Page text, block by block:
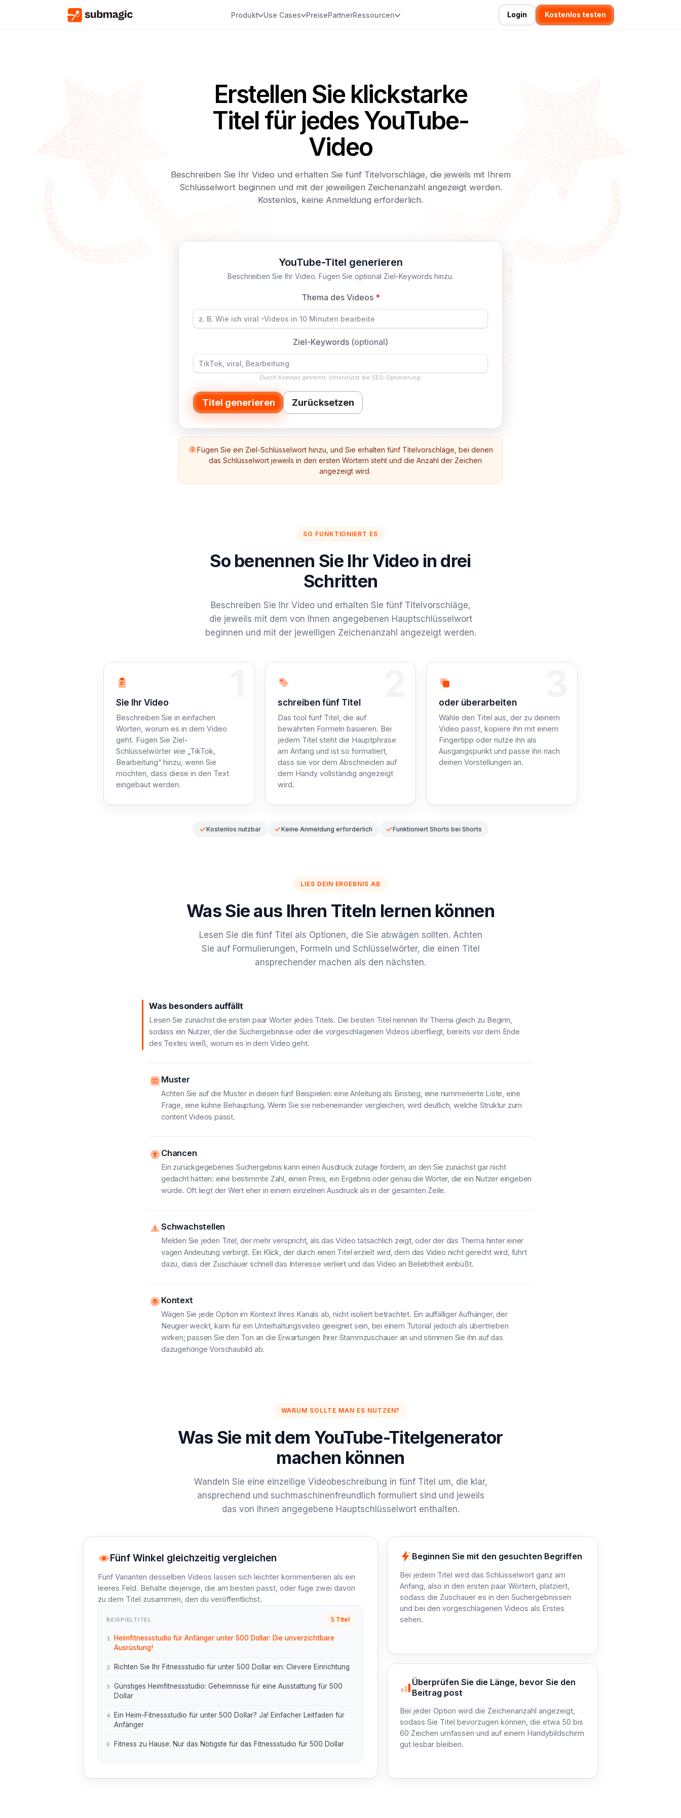
Produkt Use Cases PreisePartnerRessourcen Login Kostenlos testen
Erstellen Sie klickstarke
Titel für jedes YouTube-
Video
Beschreiben Sie Ihr Video und erhalten Sie fünf Titelvorschläge, die jeweils mit Ihrem
Schlüsselwort beginnen und mit der jeweiligen Zeichenanzahl angezeigt werden.
Kostenlos, keine Anmeldung erforderlich.
YouTube-Titel generieren
Beschreiben Sie Ihr Video. Fügen Sie optional Ziel-Keywords hinzu.
Thema des Videos *
Ziel-Keywords (optional)
Durch Kommas getrennt. Unterstützt die SEO-Optimierung.
Titel generieren Zurücksetzen
Fügen Sie ein Ziel-Schlüsselwort hinzu, und Sie erhalten fünf Titelvorschläge, bei denen
das Schlüsselwort jeweils in den ersten Wörtern steht und die Anzahl der Zeichen
angezeigt wird.
SO FUNKTIONIERT ES
So benennen Sie Ihr Video in drei
Schritten
Beschreiben Sie Ihr Video und erhalten Sie fünf Titelvorschläge,
die jeweils mit dem von Ihnen angegebenen Hauptschlüsselwort
beginnen und mit der jeweiligen Zeichenanzahl angezeigt werden.
Schritt 1: Beschreiben
Sie Ihr Video
Beschreiben Sie in einfachen
Worten, worum es in dem Video
geht. Fügen Sie Ziel-
Schlüsselwörter wie „TikTok,
Bearbeitung“ hinzu, wenn Sie
möchten, dass diese in den Text
eingebaut werden.
Schritt 2: Wir
schreiben fünf Titel
Das tool fünf Titel, die auf
bewährten Formeln basieren. Bei
jedem Titel steht die Hauptphrase
am Anfang und ist so formatiert,
dass sie vor dem Abschneiden auf
dem Handy vollständig angezeigt
wird.
Schritt 3: Kopieren
oder überarbeiten
Wähle den Titel aus, der zu deinem
Video passt, kopiere ihn mit einem
Fingertipp oder nutze ihn als
Ausgangspunkt und passe ihn nach
deinen Vorstellungen an.
Kostenlos nutzbar Keine Anmeldung erforderlich Funktioniert Shorts bei Shorts
LIES DEIN ERGEBNIS AB
Was Sie aus Ihren Titeln lernen können
Lesen Sie die fünf Titel als Optionen, die Sie abwägen sollten. Achten
Sie auf Formulierungen, Formeln und Schlüsselwörter, die einen Titel
ansprechender machen als den nächsten.
Was besonders auffällt
Lesen Sie zunächst die ersten paar Wörter jedes Titels. Die besten Titel nennen Ihr Thema gleich zu Beginn,
sodass ein Nutzer, der die Suchergebnisse oder die vorgeschlagenen Videos überfliegt, bereits vor dem Ende
des Textes weiß, worum es in dem Video geht.
Muster
Achten Sie auf die Muster in diesen fünf Beispielen: eine Anleitung als Einstieg, eine nummerierte Liste, eine
Frage, eine kühne Behauptung. Wenn Sie sie nebeneinander vergleichen, wird deutlich, welche Struktur zum
content Videos passt.
Chancen
Ein zurückgegebenes Suchergebnis kann einen Ausdruck zutage fördern, an den Sie zunächst gar nicht
gedacht hätten: eine bestimmte Zahl, einen Preis, ein Ergebnis oder genau die Wörter, die ein Nutzer eingeben
würde. Oft liegt der Wert eher in einem einzelnen Ausdruck als in der gesamten Zeile.
Schwachstellen
Melden Sie jeden Titel, der mehr verspricht, als das Video tatsächlich zeigt, oder der das Thema hinter einer
vagen Andeutung verbirgt. Ein Klick, der durch einen Titel erzielt wird, dem das Video nicht gerecht wird, führt
dazu, dass der Zuschauer schnell das Interesse verliert und das Video an Beliebtheit einbüßt.
Kontext
Wägen Sie jede Option im Kontext Ihres Kanals ab, nicht isoliert betrachtet. Ein auffälliger Aufhänger, der
Neugier weckt, kann für ein Unterhaltungsvideo geeignet sein, bei einem Tutorial jedoch als übertrieben
wirken; passen Sie den Ton an die Erwartungen Ihrer Stammzuschauer an und stimmen Sie ihn auf das
dazugehörige Vorschaubild ab.
WARUM SOLLTE MAN ES NUTZEN?
Was Sie mit dem YouTube-Titelgenerator
machen können
Wandeln Sie eine einzeilige Videobeschreibung in fünf Titel um, die klar,
ansprechend und suchmaschinenfreundlich formuliert sind und jeweils
das von Ihnen angegebene Hauptschlüsselwort enthalten.
Fünf Winkel gleichzeitig vergleichen
Fünf Varianten desselben Videos lassen sich leichter kommentieren als ein
leeres Feld. Behalte diejenige, die am besten passt, oder füge zwei davon
zu dem Titel zusammen, den du veröffentlichst.
BEISPIELTITEL 5 Titel
1
Heimfitnessstudio für Anfänger unter 500 Dollar: Die unverzichtbare
Ausrüstung!
2 Richten Sie Ihr Fitnessstudio für unter 500 Dollar ein: Clevere Einrichtung
3
Günstiges Heimfitnessstudio: Geheimnisse für eine Ausstattung für 500
Dollar
4
Ein Heim-Fitnessstudio für unter 500 Dollar? Ja! Einfacher Leitfaden für
Anfänger
5 Fitness zu Hause: Nur das Nötigste für das Fitnessstudio für 500 Dollar
Beginnen Sie mit den gesuchten Begriffen
Bei jedem Titel wird das Schlüsselwort ganz am
Anfang, also in den ersten paar Wörtern, platziert,
sodass die Zuschauer es in den Suchergebnissen
und bei den vorgeschlagenen Videos als Erstes
sehen.
Überprüfen Sie die Länge, bevor Sie den
Beitrag post
Bei jeder Option wird die Zeichenanzahl angezeigt,
sodass Sie Titel bevorzugen können, die etwa 50 bis
60 Zeichen umfassen und auf einem Handybildschirm
gut lesbar bleiben.